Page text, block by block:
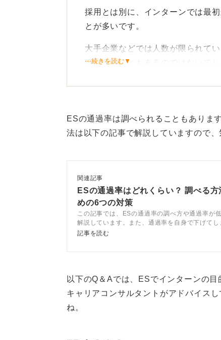
採用とは別に、インターンでは最
とが多いです。
大手企業などでは人数が限られて
下になることもあるのではないでし
企業規模で大差！ 全員参加
私がこれまで見聞きしたなかでは
一方で、介護系や福祉系など、応
インターン自体に応募が1〜2名し
ので、一概には言えず、企業の人
0
⋯続きを読む▼
ESの通過率は調べられることもありま
法は以下の記事で解説していますので
関連記事
ESの通過率はどれくらい？ 調べる方
めの6つの対策
この記事では、ESの通過率の調べ方や通過率が
解説しています。また、通過率を自身で下げて
のようにすれば上がるのかをキャリアコンサルタ
記事を読む
以下のQ＆Aでは、ESでインターンの
キャリアコンサルタントがアドバイス
ね。